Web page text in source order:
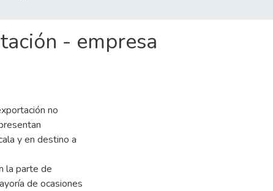
- empresa
no
y en destino a
la parte de
de ocasiones